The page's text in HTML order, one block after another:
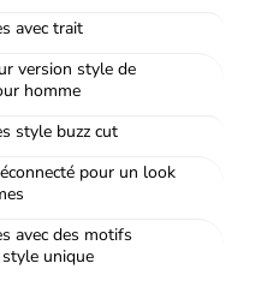
avec trait
version style de
homme
style buzz cut
pour un look
avec des motifs
unique